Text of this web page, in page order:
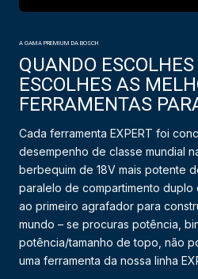
A GAMA PREMIUM DA BOSCH
QUANDO ESCOLHES
ESCOLHES AS
FERRAMENTAS
Cada ferramenta EXPERT foi
desempenho de classe mundial
berbequim de 18V mais potente
paralelo de compartimento duplo
ao primeiro agrafador para
mundo – se procuras potência,
potência/tamanho de topo, não
uma ferramenta da nossa linha